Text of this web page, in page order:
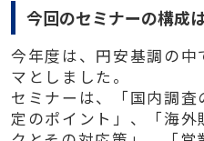
今回のセミナーの構成
今年度は、円安基調の
マとしました。
セミナーは、「国内調
定のポイント」、「海